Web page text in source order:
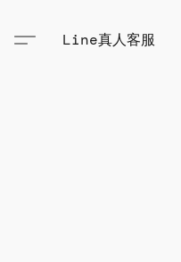
Line真人客服